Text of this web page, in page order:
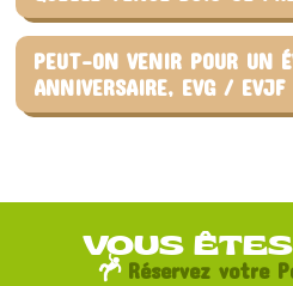
PEUT-ON VENIR POUR UN
ANNIVERSAIRE, EVG /
VOUS
Réservez votre